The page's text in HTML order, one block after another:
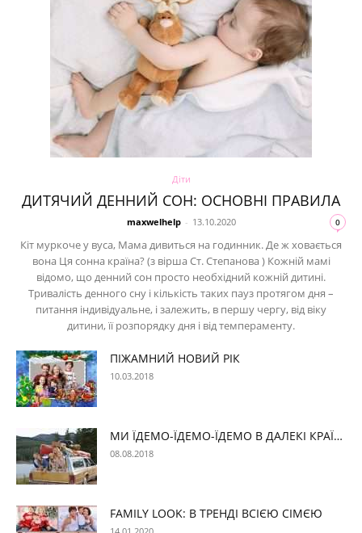
Діти
ДИТЯЧИЙ ДЕННИЙ СОН: ОСНОВНІ ПРАВИЛА
maxwelhelp - 13.10.2020 0
Кіт муркоче у вуса, Мама дивиться на годинник. Де ж ховається
вона Ця сонна країна? (з вірша Ст. Степанова ) Кожній мамі
відомо, що денний сон просто необхідний кожній дитині.
Тривалість денного сну і кількість таких пауз протягом дня –
питання індивідуальне, і залежить, в першу чергу, від віку
дитини, її розпорядку дня і від темпераменту.
ПІЖАМНИЙ НОВИЙ РІК
10.03.2018
МИ ЇДЕМО-ЇДЕМО-ЇДЕМО В ДАЛЕКІ КРАЇ…
08.08.2018
FAMILY LOOK: В ТРЕНДІ ВСІЄЮ СІМЄЮ